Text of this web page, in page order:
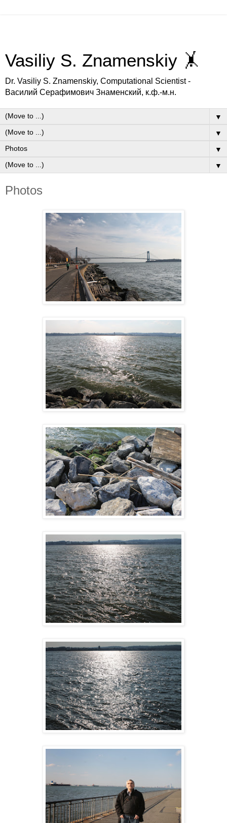
Vasiliy S. Znamenskiy 🤸
Dr. Vasiliy S. Znamenskiy, Computational Scientist -
Василий Серафимович Знаменский, к.ф.-м.н.
▼
▼
▼
▼
Photos